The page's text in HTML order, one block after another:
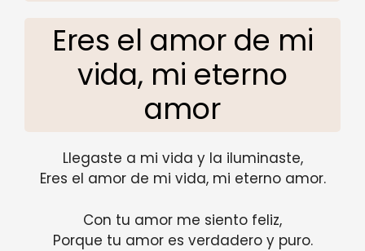
Eres el amor de mi
vida, mi eterno
amor
Llegaste a mi vida y la iluminaste,
Eres el amor de mi vida, mi eterno amor.
Con tu amor me siento feliz,
Porque tu amor es verdadero y puro.